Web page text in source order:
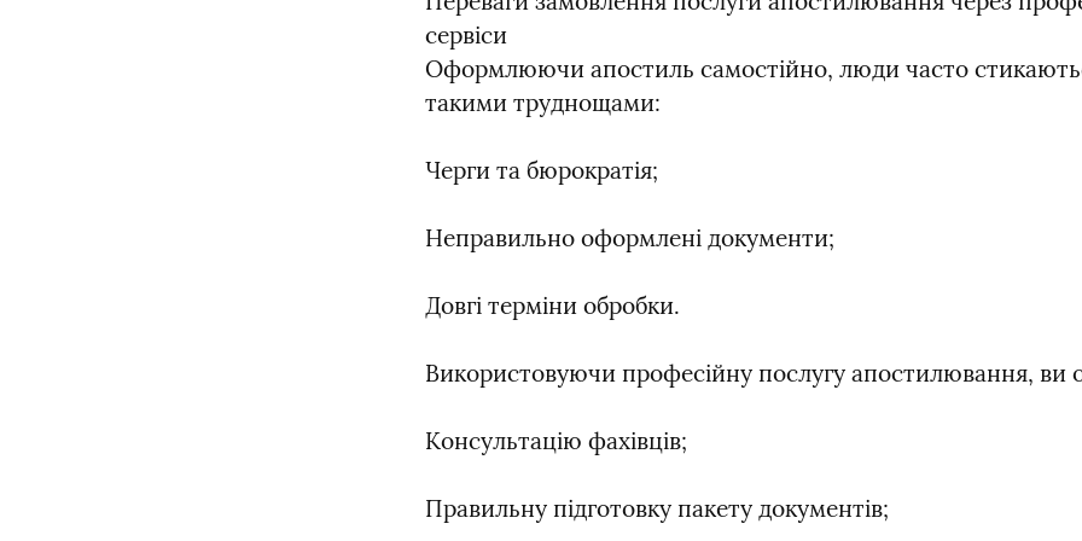
сервіси
Оформлюючи апостиль самостійно, люди часто
такими труднощами:
Черги та бюрократія;
Неправильно оформлені документи;
Довгі терміни обробки.
Використовуючи професійну послугу апостилювання, ви
Консультацію фахівців;
Правильну підготовку пакету документів;